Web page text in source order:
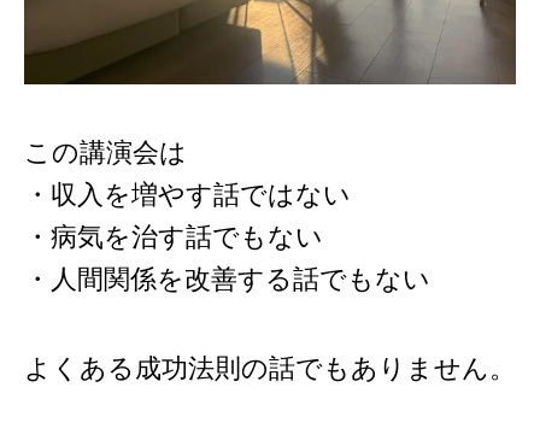
この講演会は
・収入を増やす話ではない
・病気を治す話でもない
・人間関係を改善する話でもない
よくある成功法則の話でもありません。